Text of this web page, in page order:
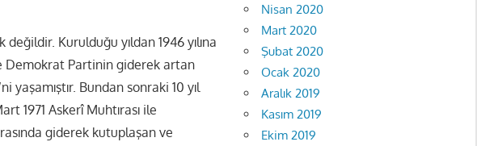
Kurulduğu yıldan 1946 yılına
Demokrat Partinin giderek artan
yaşamıştır. Bundan sonraki 10 yıl
1971 Askerî Muhtırası ile
giderek kutuplaşan ve
Nisan 2020
Mart 2020
Şubat 2020
Ocak 2020
Aralık 2019
Kasım 2019
Ekim 2019